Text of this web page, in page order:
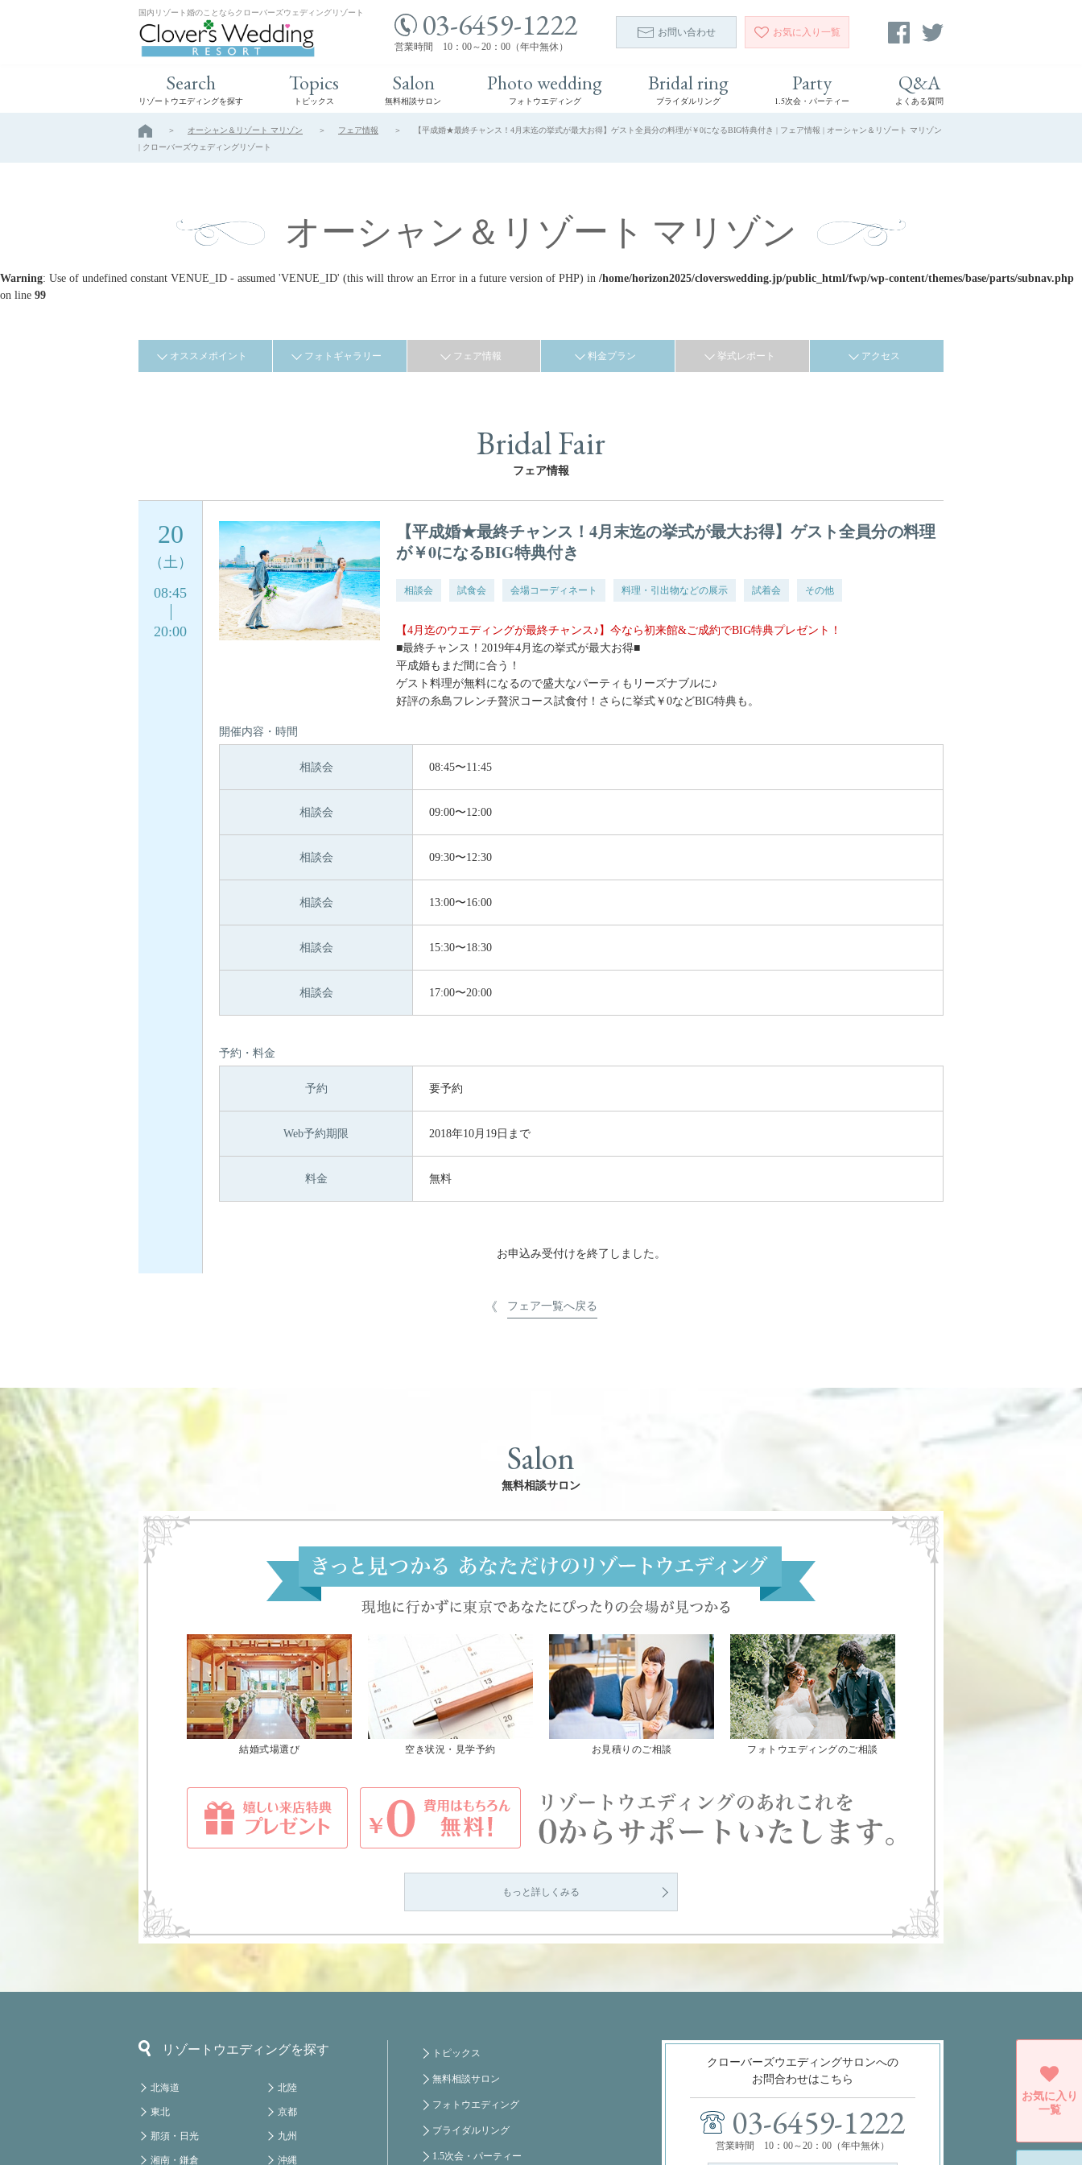
国内リゾート婚のことならクローバーズウェディングリゾート 03-6459-1222
営業時間 10：00～20：00（年中無休）
お問い合わせ お気に入り 一覧
Search
リゾートウエディングを探す
Topics
トピックス
Salon
無料相談サロン
Photo wedding
フォトウエディング
Bridal ring
ブライダルリング
Party
1.5次会・パーティー
Q&A
よくある質問
オーシャン＆リゾート マリゾン フェア情報
【平成婚★最終チャンス！4月末迄の挙式が最大お得】ゲスト全員分の料理が￥0になるBIG特典付き | フェア情報 | オーシャン＆リゾート マリゾン
| クローバーズウェディングリゾート
オーシャン＆リゾート マリゾン
Warning: Use of undefined constant VENUE_ID - assumed 'VENUE_ID' (this will throw an Error in a future version of PHP) in /home/horizon2025/cloverswedding.jp/public_html/fwp/wp-content/themes/base/parts/subnav.php
on line 99
オススメポイント フォトギャラリー フェア情報 料金プラン 挙式レポート アクセス
Bridal Fair
フェア情報
20
（土）
08:45
20:00
【平成婚★最終チャンス！4月末迄の挙式が最大お得】ゲスト全員分の料理
が￥0になるBIG特典付き
相談会 試食会 会場コーディネート 料理・引出物などの展示 試着会 その他
【4月迄のウエディングが最終チャンス♪】今なら初来館&ご成約でBIG特典プレゼント！
■最終チャンス！2019年4月迄の挙式が最大お得■
平成婚もまだ間に合う！
ゲスト料理が無料になるので盛大なパーティもリーズナブルに♪
好評の糸島フレンチ贅沢コース試食付！さらに挙式￥0などBIG特典も。
開催内容・時間
相談会 08:45〜11:45
相談会 09:00〜12:00
相談会 09:30〜12:30
相談会 13:00〜16:00
相談会 15:30〜18:30
相談会 17:00〜20:00
予約・料金
予約 要予約
Web予約期限 2018年10月19日まで
料金 無料
お申込み受付けを終了しました。
フェア一覧へ戻る
Salon
無料相談サロン
結婚式場選び 空き状況・見学予約 お見積りのご相談 フォトウエディングのご相談
もっと詳しくみる
リゾートウエディングを探す
北海道
東北
那須・日光
湘南・鎌倉
北陸
京都
九州
沖縄
トピックス
無料相談サロン
フォトウエディング
ブライダルリング
1.5次会・パーティー
クローバーズウエディングサロンへの
お問合わせはこちら
03-6459-1222
営業時間 10：00～20：00（年中無休）
お気に入り
一覧